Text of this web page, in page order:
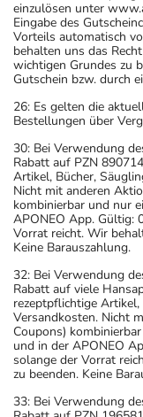
einzulösen unter
Eingabe des
Vorteils automatisch
behalten uns das
wichtigen Grundes zu
Gutschein bzw. durch
26: Es gelten die
Bestellungen über
30: Bei Verwendung
Rabatt auf PZN
Artikel, Bücher,
Nicht mit anderen
kombinierbar und nur
APONEO App. Gültig:
Vorrat reicht. Wir
Keine Barauszahlung.
32: Bei Verwendung
Rabatt auf viele
rezeptpflichtige
Versandkosten. Nicht
Coupons)
und in der APONEO
solange der Vorrat
zu beenden. Keine
33: Bei Verwendung